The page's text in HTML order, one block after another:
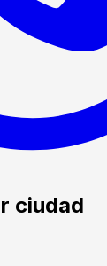
ciudad